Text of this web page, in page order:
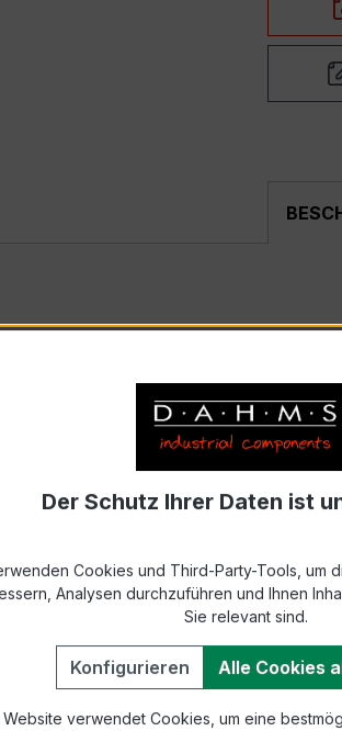
hochpräziser
Mess- und
Stromwandler:
bzw. DIN EN 61869-2)
Ø 31 mm (Kabeldurchführung)
× Ipr (Dauerstrom 1,2 ×
× Ipr, 1 s
Der Schutz Ihrer Daten ist
Cookies und Third-Party-Tools, um
Analysen durchzuführen und Ihnen
Sie relevant sind.
Konfigurieren Alle Cookies
Website verwendet Cookies, um eine